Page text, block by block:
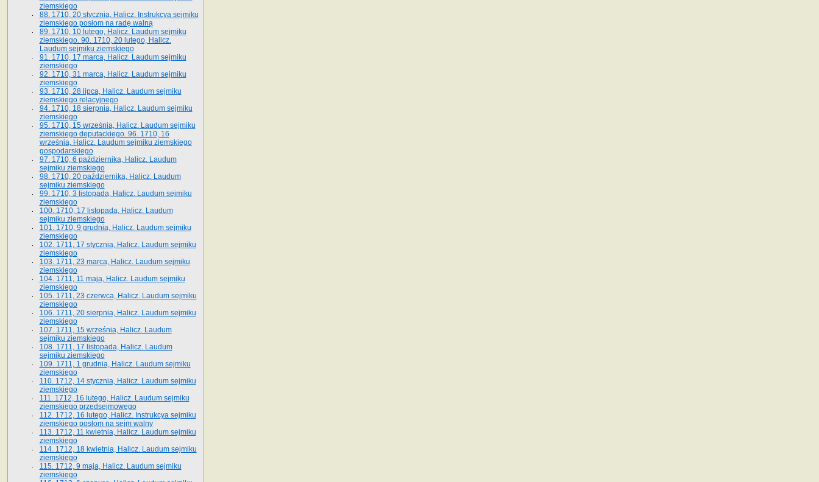
ziemskiego
88. 1710, 20 stycznia, Halicz. Instrukcya sejmiku
ziemskiego posłom na radę walną
89. 1710, 10 lutego, Halicz. Laudum sejmiku
ziemskiego. 90. 1710, 20 lutego, Halicz.
Laudum sejmiku ziemskiego
91. 1710, 17 marca, Halicz. Laudum sejmiku
ziemskiego
92. 1710, 31 marca, Halicz. Laudum sejmiku
ziemskiego
93. 1710, 28 lipca, Halicz. Laudum sejmiku
ziemskiego relacyjnego
94. 1710, 18 sierpnia, Halicz. Laudum sejmiku
ziemskiego
95. 1710, 15 września, Halicz. Laudum sejmiku
ziemskiego deputackiego. 96. 1710, 16
września, Halicz. Laudum sejmiku ziemskiego
gospodarskiego
97. 1710, 6 października, Halicz. Laudum
sejmiku ziemskiego
98. 1710, 20 października, Halicz. Laudum
sejmiku ziemskiego
99. 1710, 3 listopada, Halicz. Laudum sejmiku
ziemskiego
100. 1710, 17 listopada, Halicz. Laudum
sejmiku ziemskiego
101. 1710, 9 grudnia, Halicz. Laudum sejmiku
ziemskiego
102. 1711, 17 stycznia, Halicz. Laudum sejmiku
ziemskiego
103. 1711, 23 marca, Halicz. Laudum sejmiku
ziemskiego
104. 1711, 11 maja, Halicz. Laudum sejmiku
ziemskiego
105. 1711, 23 czerwca, Halicz. Laudum sejmiku
ziemskiego
106. 1711, 20 sierpnia, Halicz. Laudum sejmiku
ziemskiego
107. 1711, 15 września, Halicz. Laudum
sejmiku ziemskiego
108. 1711, 17 listopada, Halicz. Laudum
sejmiku ziemskiego
109. 1711, 1 grudnia, Halicz. Laudum sejmiku
ziemskiego
110. 1712, 14 stycznia, Halicz. Laudum sejmiku
ziemskiego
111. 1712, 16 lutego, Halicz. Laudum sejmiku
ziemskiego przedsejmowego
112. 1712, 16 lutego, Halicz. Instrukcya sejmiku
ziemskiego posłom na sejm walny
113. 1712, 11 kwietnia, Halicz. Laudum sejmiku
ziemskiego
114. 1712, 18 kwietnia, Halicz. Laudum sejmiku
ziemskiego
115. 1712, 9 maja, Halicz. Laudum sejmiku
ziemskiego